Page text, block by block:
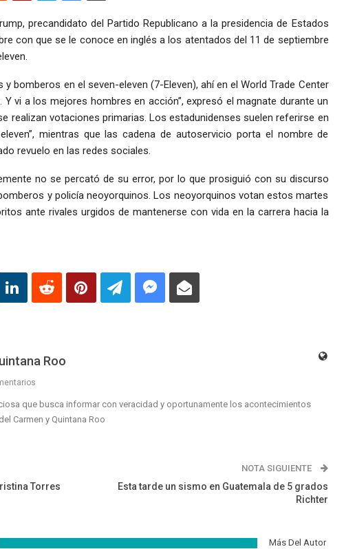
precandidato del Partido Republicano a la presidencia de Estados
con que se le conoce en inglés a los atentados del 11 de septiembre
bomberos en el seven-eleven (7-Eleven), ahí en el World Trade Center
vi a los mejores hombres en acción”, expresó el magnate durante un
realizan votaciones primarias. Los estadunidenses suelen referirse en
mientras que las cadena de autoservicio porta el nombre de
revuelo en las redes sociales.
no se percató de su error, por lo que prosiguió con su discurso
y policía neoyorquinos. Los neoyorquinos votan estos martes
ante rivales urgidos de mantenerse con vida en la carrera hacia la
Roo
que busca informar con veracidad y oportunamente los acontecimientos
Carmen y Quintana Roo
Torres
NOTA SIGUIENTE
Esta tarde un sismo en Guatemala de 5 grados
Richter
Más Del Autor